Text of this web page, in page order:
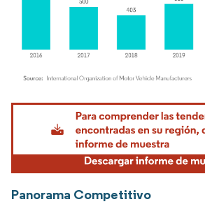
Imagen © Mordor Intelligence. El uso requiere
Panorama Competitivo